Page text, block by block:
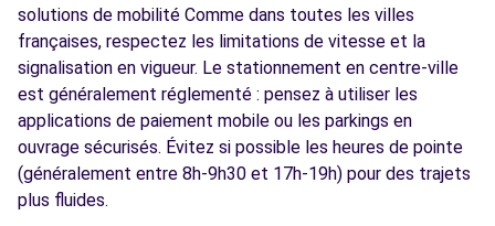
solutions de mobilité Comme dans toutes les villes
françaises, respectez les limitations de vitesse et la
signalisation en vigueur. Le stationnement en centre-ville
est généralement réglementé : pensez à utiliser les
applications de paiement mobile ou les parkings en
ouvrage sécurisés. Évitez si possible les heures de pointe
(généralement entre 8h-9h30 et 17h-19h) pour des trajets
plus fluides.